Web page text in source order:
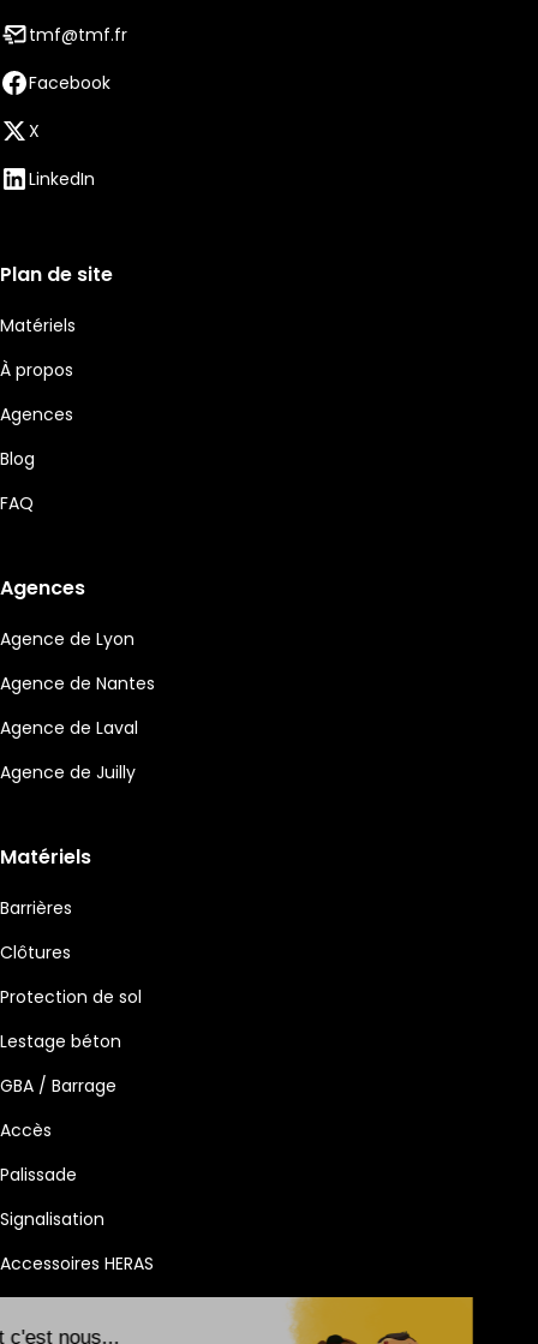
tmf@tmf.fr
Facebook
X
LinkedIn
Plan de site
Matériels
À propos
Agences
Blog
FAQ
Agences
Agence de Lyon
Agence de Nantes
Agence de Laval
Agence de Juilly
Matériels
Barrières
Clôtures
Protection de sol
Lestage béton
GBA / Barrage
Accès
Palissade
Signalisation
Accessoires HERAS
Salut c'est nous...